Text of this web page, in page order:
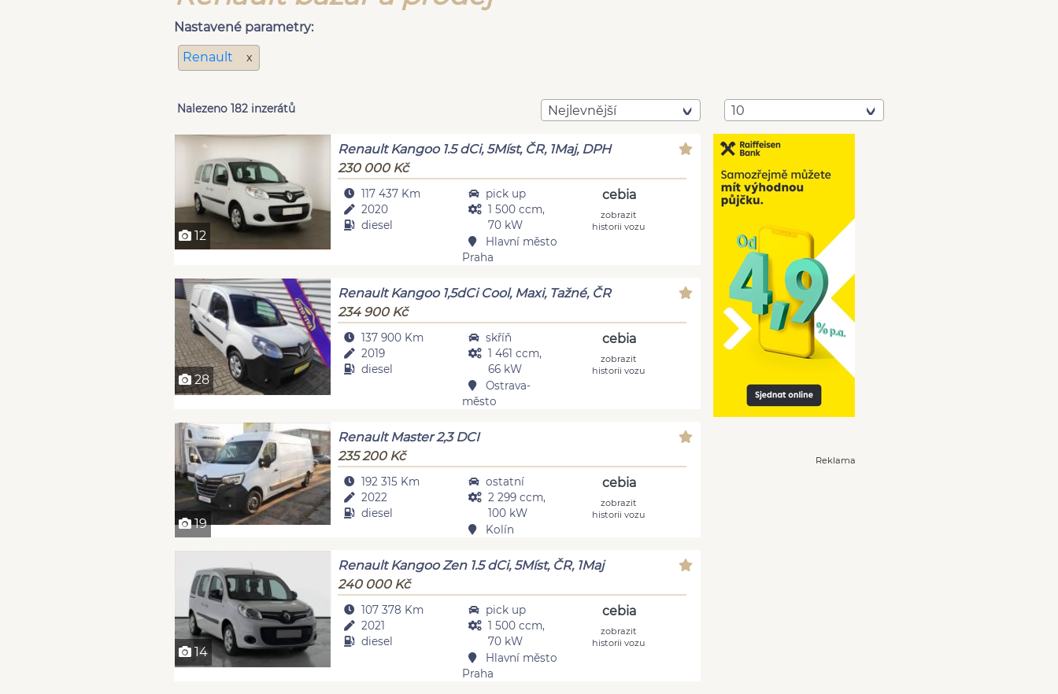
Nastavené parametry:
Renault
x
Nalezeno 182 inzerátů Nejlevnější 10
12
Renault Kangoo 1.5 dCi, 5Míst, ČR, 1Maj, DPH
230 000 Kč
117 437 Km
2020
diesel
pick up
1 500 ccm,
70 kW
Hlavní město
Praha
cebia
zobrazit
historii vozu
28
Renault Kangoo 1,5dCi Cool, Maxi, Tažné, ČR
234 900 Kč
137 900 Km
2019
diesel
skříň
1 461 ccm,
66 kW
Ostrava-
město
cebia
zobrazit
historii vozu
19
Renault Master 2,3 DCI
235 200 Kč
192 315 Km
2022
diesel
ostatní
2 299 ccm,
100 kW
Kolín
cebia
zobrazit
historii vozu
14
Renault Kangoo Zen 1.5 dCi, 5Míst, ČR, 1Maj
240 000 Kč
107 378 Km
2021
diesel
pick up
1 500 ccm,
70 kW
Hlavní město
Praha
cebia
zobrazit
historii vozu
Reklama